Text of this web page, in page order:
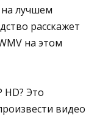
на лучшем
расскажет
на этом
HD? Это
видео